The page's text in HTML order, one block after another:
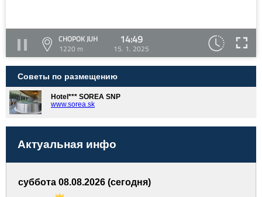
CHOPOK JUH
1220 m
14:49
15. 1. 2025
Советы по размещению
Hotel*** SOREA SNP
www.sorea.sk
Актуальная инфо
суббота 08.08.2026 (сегодня)